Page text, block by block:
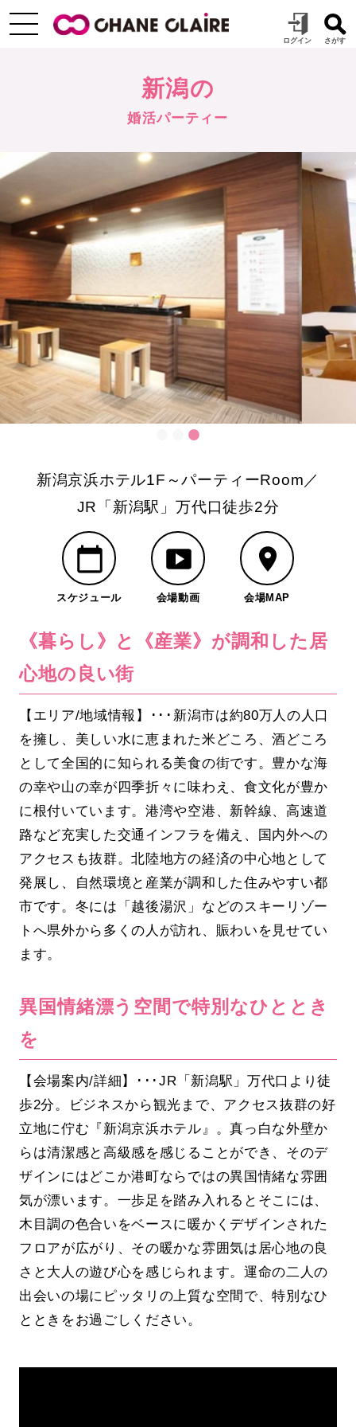
新潟の
婚活パーティー
新潟京浜ホテル1F～パーティーRoom／
JR「新潟駅」万代口徒歩2分
スケジュール 会場動画 会場MAP
《暮らし》と《産業》が調和した居
心地の良い街
【エリア/地域情報】･･･新潟市は約80万人の人口
を擁し、美しい水に恵まれた米どころ、酒どころ
として全国的に知られる美食の街です。豊かな海
の幸や山の幸が四季折々に味わえ、食文化が豊か
に根付いています。港湾や空港、新幹線、高速道
路など充実した交通インフラを備え、国内外への
アクセスも抜群。北陸地方の経済の中心地として
発展し、自然環境と産業が調和した住みやすい都
市です。冬には「越後湯沢」などのスキーリゾー
トへ県外から多くの人が訪れ、賑わいを見せてい
ます。
異国情緒漂う空間で特別なひととき
を
【会場案内/詳細】･･･JR「新潟駅」万代口より徒
歩2分。ビジネスから観光まで、アクセス抜群の好
立地に佇む『新潟京浜ホテル』。真っ白な外壁か
らは清潔感と高級感を感じることができ、そのデ
ザインにはどこか港町ならではの異国情緒な雰囲
気が漂います。一歩足を踏み入れるとそこには、
木目調の色合いをベースに暖かくデザインされた
フロアが広がり、その暖かな雰囲気は居心地の良
さと大人の遊び心を感じられます。運命の二人の
出会いの場にピッタリの上質な空間で、特別なひ
とときをお過ごしください。